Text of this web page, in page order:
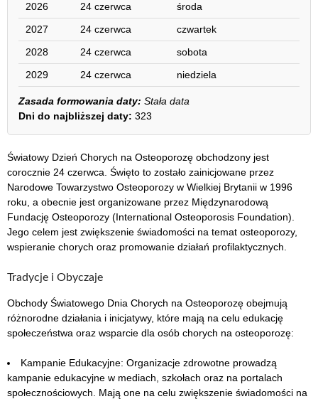
2026
24 czerwca
środa
2027
24 czerwca
czwartek
2028
24 czerwca
sobota
2029
24 czerwca niedziela
Zasada formowania daty: Stała data
Dni do najbliższej daty: 323
Światowy Dzień Chorych na Osteoporozę obchodzony jest
corocznie 24 czerwca. Święto to zostało zainicjowane przez
Narodowe Towarzystwo Osteoporozy w Wielkiej Brytanii w 1996
roku, a obecnie jest organizowane przez Międzynarodową
Fundację Osteoporozy (International Osteoporosis Foundation).
Jego celem jest zwiększenie świadomości na temat osteoporozy,
wspieranie chorych oraz promowanie działań profilaktycznych.
Tradycje i Obyczaje
Obchody Światowego Dnia Chorych na Osteoporozę obejmują
różnorodne działania i inicjatywy, które mają na celu edukację
społeczeństwa oraz wsparcie dla osób chorych na osteoporozę:
Kampanie Edukacyjne: Organizacje zdrowotne prowadzą
kampanie edukacyjne w mediach, szkołach oraz na portalach
społecznościowych. Mają one na celu zwiększenie świadomości na